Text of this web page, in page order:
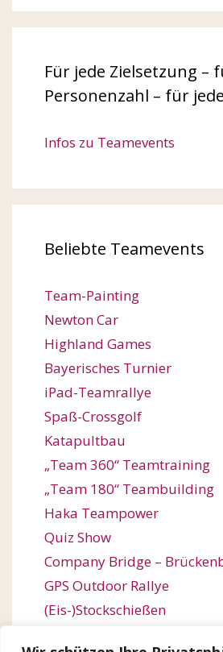
Für jede Zielsetzung –
Personenzahl – für
Infos zu Teamevents
Beliebte Teamevents
Team-Painting
Newton Car
Highland Games
Bayerisches Turnier
iPad-Teamrallye
Spaß-Crossgolf
Katapultbau
„Team 360“ Teamtraining
„Team 180“ Teambuilding
Haka Teampower
Quiz Show
Company Bridge –
GPS Outdoor Rallye
(Eis-)Stockschießen